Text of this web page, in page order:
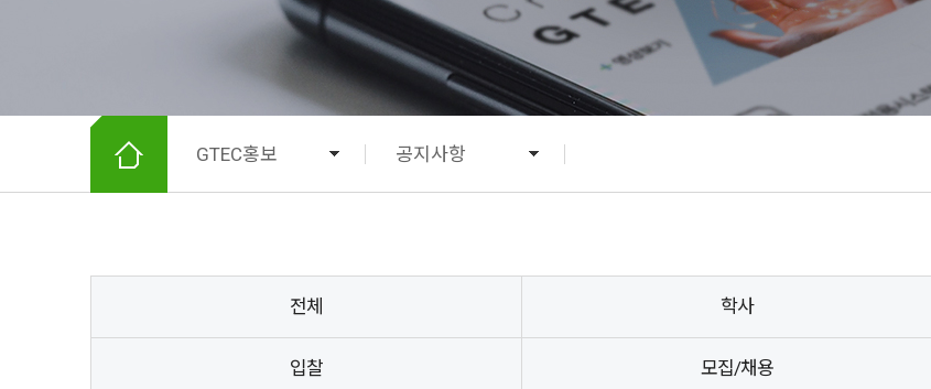
GTEC홍보 공지사항
전체 학사
입찰 모집/채용